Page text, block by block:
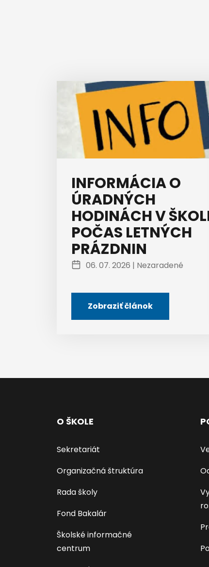
INFORMÁCIA O
ÚRADNÝCH
HODINÁCH V
POČAS LETNÝCH
PRÁZDNIN
06. 07. 2026 | Nezaradené
Zobraziť článok
O ŠKOLE
Sekretariát
Organizačná štruktúra
Rada školy
Fond Bakalár
Školské informačné
centrum